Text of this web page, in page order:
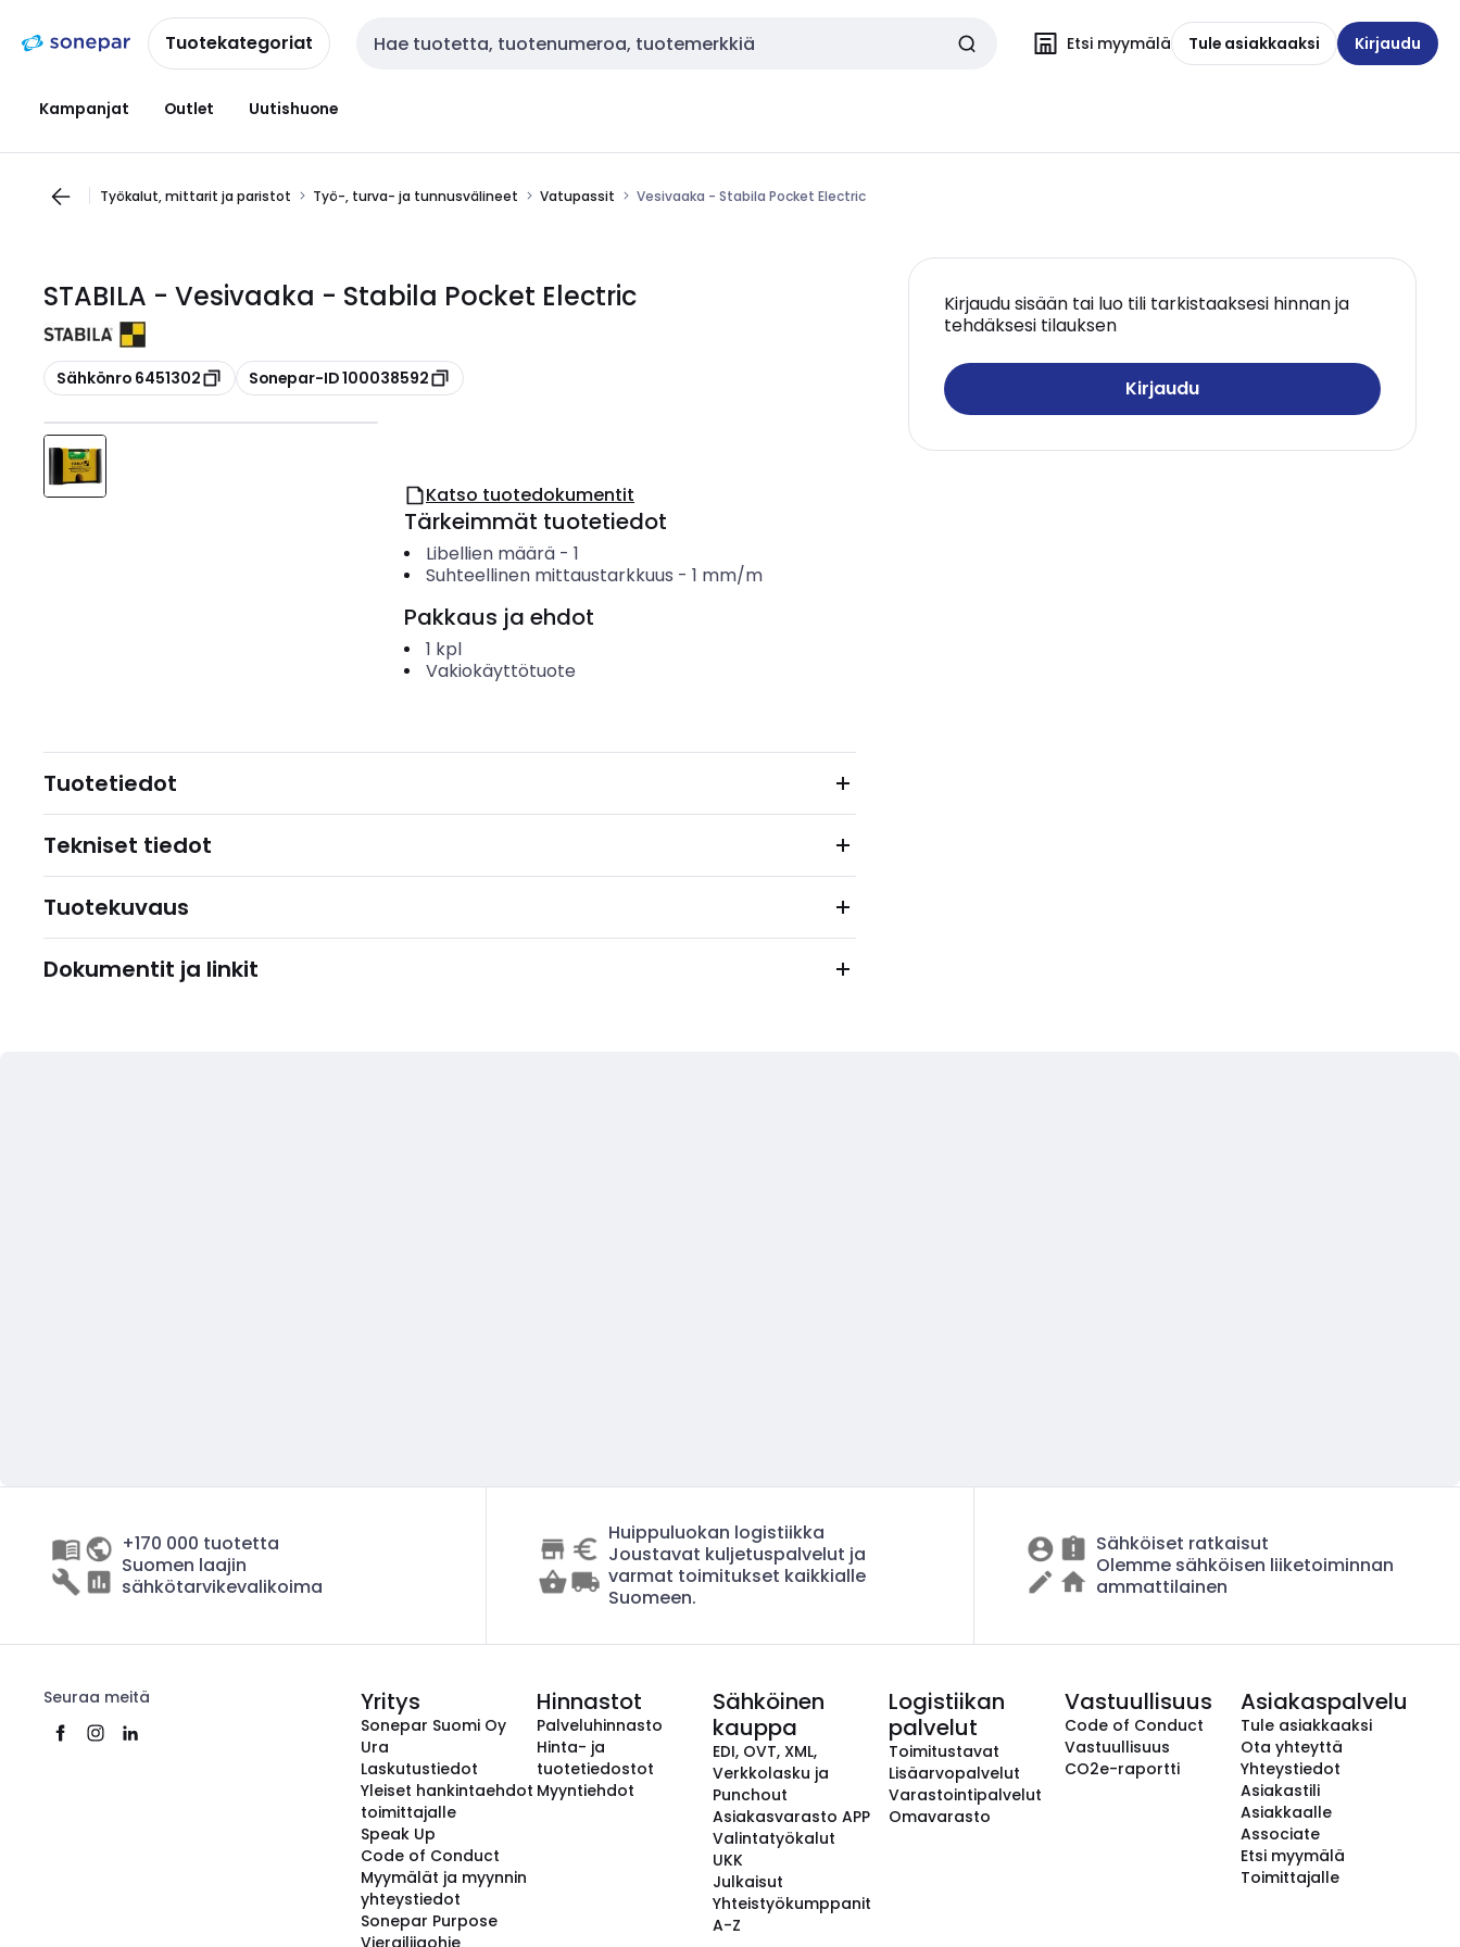
navigointiinsisältöönTuotekategoriat Haku Etsi myymälä Tule asiakkaaksi Kirjaudu
Kampanjat Outlet Uutishuone
Työkalut, mittarit ja paristot Työ-, turva- ja tunnusvälineet Vatupassit Vesivaaka - Stabila Pocket Electric
STABILA - Vesivaaka - Stabila Pocket Electric
Kopioi
Sähkönro 6451302 Kopioi
Sonepar-ID 100038592
Kirjaudu sisään tai luo tili tarkistaaksesi hinnan ja
tehdäksesi tilauksen
Kirjaudu
Katso tuotedokumentit
Tärkeimmät tuotetiedot
Libellien määrä- 1
Suhteellinen mittaustarkkuus - 1 mm/m
Pakkaus ja ehdot
1 kpl
Vakiokäyttötuote
Tuotetiedot
Tekniset tiedot
Tuotekuvaus
Dokumentit ja linkit
+170 000 tuotetta
Suomen laajin
sähkötarvikevalikoima
Huippuluokan logistiikka
Joustavat kuljetuspalvelut ja
varmat toimitukset kaikkialle
Suomeen.
Sähköiset ratkaisut
Olemme sähköisen liiketoiminnan
ammattilainen
Seuraa meitä Yritys
Sonepar Suomi Oy
Ura
Laskutustiedot
Yleiset hankintaehdot
toimittajalle
Speak Up
Code of Conduct
Myymälät ja myynnin
yhteystiedot
Sonepar Purpose
Vierailijaohje
Hinnastot
Palveluhinnasto
Hinta- ja
tuotetiedostot
Myyntiehdot
Sähköinen
kauppa
EDI, OVT, XML,
Verkkolasku ja
Punchout
Asiakasvarasto APP
Valintatyökalut
UKK
Julkaisut
Yhteistyökumppanit
A-Z
Logistiikan
palvelut
Toimitustavat
Lisäarvopalvelut
Varastointipalvelut
Omavarasto
Vastuullisuus
Code of Conduct
Vastuullisuus
CO2e-raportti
Asiakaspalvelu
Tule asiakkaaksi
Ota yhteyttä
Yhteystiedot
Asiakastili
Asiakkaalle
Associate
Etsi myymälä
Toimittajalle